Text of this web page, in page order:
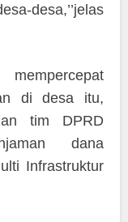
desa,’’jelas
di desa itu,
tim DPRD
dana
Infrastruktur